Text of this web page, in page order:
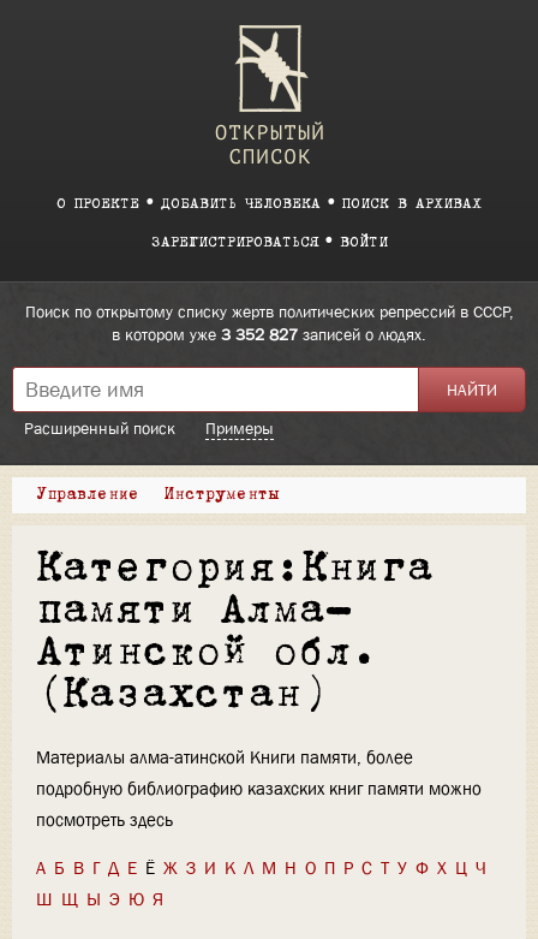
О ПРОЕКТЕ ДОБАВИТЬ ЧЕЛОВЕКА ПОИСК В АРХИВАХ
ЗАРЕГИСТРИРОВАТЬСЯ ВОЙТИ
Поиск по открытому списку жертв политических репрессий в СССР,
в котором уже 3 352 827 записей о людях.
Расширенный поиск Примеры
Управление Инструменты
Категория:Книга
памяти Алма-
Атинской обл.
(Казахстан)
Материалы алма-атинской Книги памяти, более
подробную библиографию казахских книг памяти можно
посмотреть здесь
А Б В Г Д Е Ё Ж З И К Л М Н О П Р С Т У Ф Х Ц Ч
Ш Щ Ы Э Ю Я